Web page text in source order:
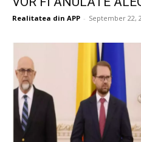
Realitatea din APP - September 22,